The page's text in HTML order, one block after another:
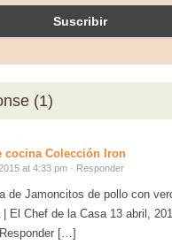
(1)
cocina Colección Iron
at 4:33 pm · Responder
de Jamoncitos de pollo con
| El Chef de la Casa 13 abril,
[…]